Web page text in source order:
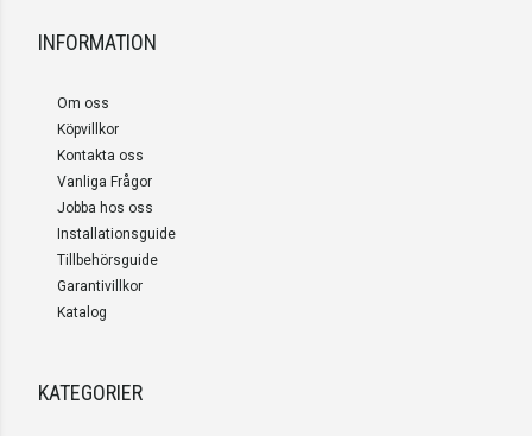
INFORMATION
Om oss
Köpvillkor
Kontakta oss
Vanliga Frågor
Jobba hos oss
Installationsguide
Tillbehörsguide
Garantivillkor
Katalog
KATEGORIER